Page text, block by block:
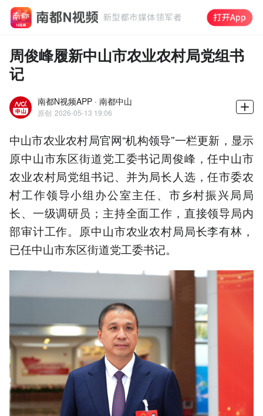
周俊峰履新中山市农业农村局党组书
记
南都N视频APP · 南都中山
原创 2026-05-13 19:06
中山市农业农村局官网“机构领导”一栏更新，显示
原中山市东区街道党工委书记周俊峰，任中山市
农业农村局党组书记、并为局长人选，任市委农
村工作领导小组办公室主任、市乡村振兴局局
长、一级调研员；主持全面工作，直接领导局内
部审计工作。原中山市农业农村局局长李有林，
已任中山市东区街道党工委书记。